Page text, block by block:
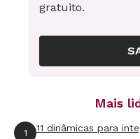
gratuito.
Mais
1 11 dinâmicas para